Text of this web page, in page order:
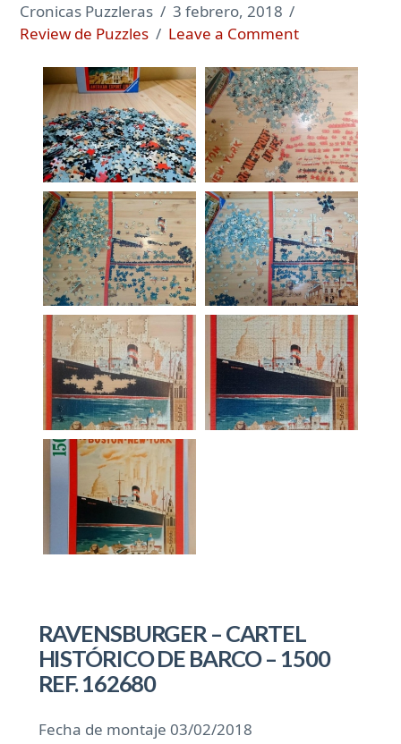
Cronicas Puzzleras
3 febrero, 2018
Review de Puzzles
Leave a Comment
RAVENSBURGER – CARTEL
HISTÓRICO DE BARCO – 1500
REF. 162680
Fecha de montaje 03/02/2018